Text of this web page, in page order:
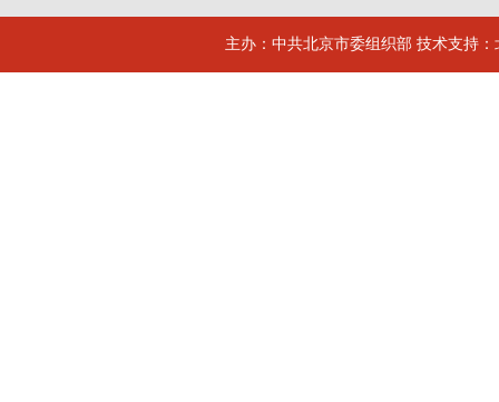
主办：中共北京市委组织部 技术支持